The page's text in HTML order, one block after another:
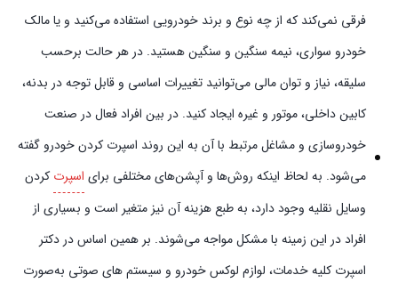
فرقی نمی‌کند که از چه نوع و برند خودرویی استفاده می‌کنید و یا مالک
خودرو سواری، نیمه سنگین و سنگین هستید. در هر حالت برحسب
سلیقه، نیاز و توان مالی می‌توانید تغییرات اساسی و قابل توجه در بدنه،
کابین داخلی، موتور و غیره ایجاد کنید. در بین افراد فعال در صنعت
خودروسازی و مشاغل مرتبط با آن به این روند اسپرت کردن خودرو گفته
می‌شود. به لحاظ اینکه روش‌ها و آپشن‌های مختلفی برای اسپرت کردن
وسایل نقلیه وجود دارد، به طبع هزینه آن نیز متغیر است و بسیاری از
افراد در این زمینه با مشکل مواجه می‌شوند. بر همین اساس در دکتر
اسپرت کلیه خدمات، لوازم لوکس خودرو و سیستم‌ های صوتی به‌صورت